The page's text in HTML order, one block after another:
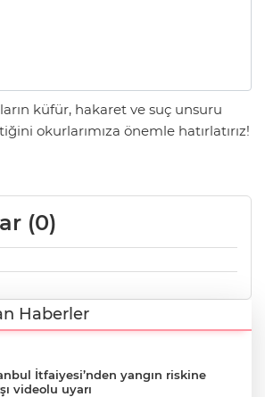
küfür, hakaret ve suç unsuru
okurlarımıza önemle hatırlatırız!
(0)
Haberler
İtfaiyesi’nden yangın riskine
videolu uyarı